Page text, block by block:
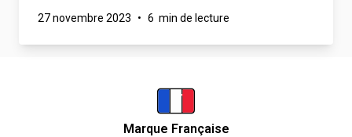
27 novembre 2023 • 6 min de lecture
Marque Française